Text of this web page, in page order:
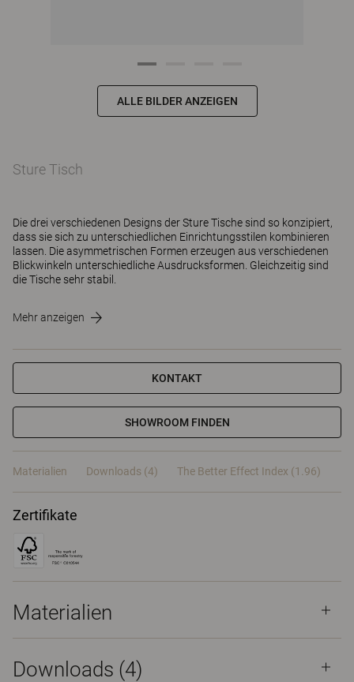
ALLE BILDER ANZEIGEN
Sture Tisch
Die drei verschiedenen Designs der Sture Tische sind so konzipiert,
dass sie sich zu unterschiedlichen Einrichtungsstilen kombinieren
lassen. Die asymmetrischen Formen erzeugen aus verschiedenen
Blickwinkeln unterschiedliche Ausdrucksformen. Gleichzeitig sind
die Tische sehr stabil.
Mehr anzeigen
KONTAKT
SHOWROOM FINDEN
Materialien Downloads (4) The Better Effect Index (1.96)
Zertifikate
Materialien
Downloads (4)